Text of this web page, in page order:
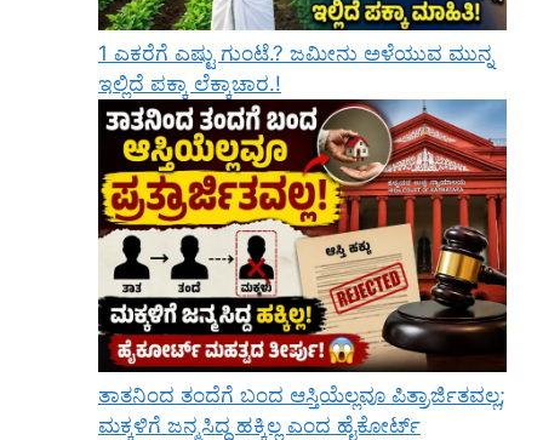
1 ಎಕರೆಗೆ ಎಷ್ಟು ಗುಂಟೆ.? ಜಮೀನು ಅಳೆಯುವ ಮುನ್ನ
ಇಲ್ಲಿದೆ ಪಕ್ಕಾ ಲೆಕ್ಕಾಚಾರ.!
ತಾತನಿಂದ ತಂದೆಗೆ ಬಂದ ಆಸ್ತಿಯೆಲ್ಲವೂ ಪಿತ್ರಾರ್ಜಿತವಲ್ಲ;
ಮಕ್ಕಳಿಗೆ ಜನ್ಮಸಿದ್ಧ ಹಕ್ಕಿಲ್ಲ ಎಂದ ಹೈಕೋರ್ಟ್